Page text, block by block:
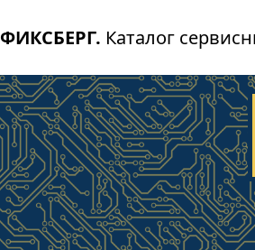
ФИКСБЕРГ. Каталог